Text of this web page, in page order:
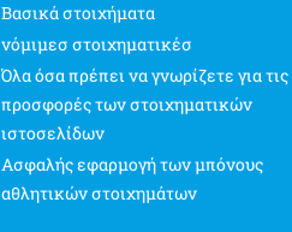
Βασικά στοιχήματα
νόμιμεσ στοιχηματικέσ
Όλα όσα πρέπει να γνωρίζετε για τις
προσφορές των στοιχηματικών
ιστοσελίδων
Ασφαλής εφαρμογή των μπόνους
αθλητικών στοιχημάτων